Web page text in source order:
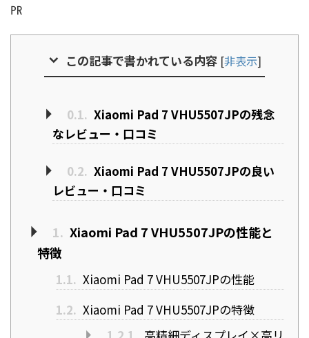
㏚
この記事で書かれている内容 [非表示]
0.1. Xiaomi Pad 7 VHU5507JPの残念
なレビュー・口コミ
0.2. Xiaomi Pad 7 VHU5507JPの良い
レビュー・口コミ
1. Xiaomi Pad 7 VHU5507JPの性能と
特徴
1.1. Xiaomi Pad 7 VHU5507JPの性能
1.2. Xiaomi Pad 7 VHU5507JPの特徴